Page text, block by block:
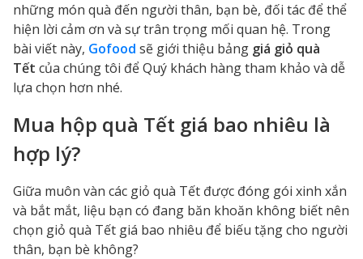
những món quà đến người thân, bạn bè, đối tác để thể
hiện lời cảm ơn và sự trân trọng mối quan hệ. Trong
bài viết này, Gofood sẽ giới thiệu bảng giá giỏ quà
Tết của chúng tôi để Quý khách hàng tham khảo và dễ
lựa chọn hơn nhé.
Mua hộp quà Tết giá bao nhiêu là
hợp lý?
Giữa muôn vàn các giỏ quà Tết được đóng gói xinh xắn
và bắt mắt, liệu bạn có đang băn khoăn không biết nên
chọn giỏ quà Tết giá bao nhiêu để biếu tặng cho người
thân, bạn bè không?